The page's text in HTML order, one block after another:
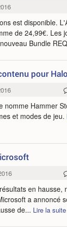
est disponible.
de 24,99€. Les
Bundle
pour
nomme Hammer
et modes de jeu.
en hausse,
a annoncé
de... Lire la suite